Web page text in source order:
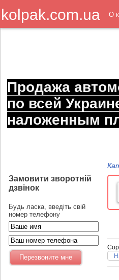
kolpak.com.ua О
Продажа
по всей
наложенным
Замовити зворотній
дзвінок
Будь ласка, введіть свій
номер телефону